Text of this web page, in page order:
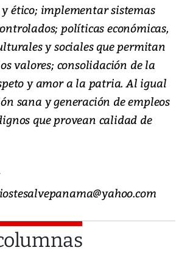
ético; implementar sistemas
políticas económicas,
y sociales que permitan
valores; consolidación de la
y amor a la patria. Al igual
sana y generación de empleos
que provean calidad de